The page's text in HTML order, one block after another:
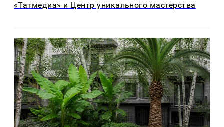
«Татмедиа» и Центр уникального мастерства